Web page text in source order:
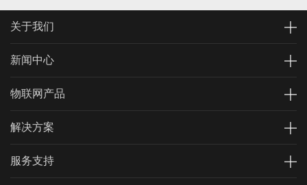
关于我们
新闻中心
物联网产品
解决方案
服务支持